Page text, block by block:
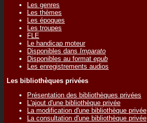
Les genres
Les thèmes
Les époques
Les troupes
FLE
Le handicap moteur
Disponibles dans Imparato
Disponibles au format epub
Les enregistrements audios
Les bibliothèques privées
Présentation des bibliothèques privées
L'ajout d'une bibliothèque privée
La modification d'une bibliothèque privée
La consultation d'une bibliothèque privée